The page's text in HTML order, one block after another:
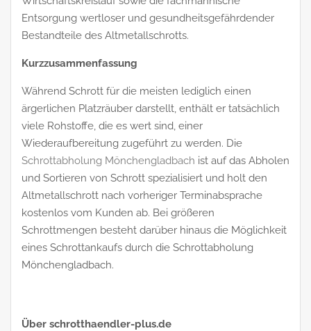
Entsorgung wertloser und gesundheitsgefährdender
Bestandteile des Altmetallschrotts.
Kurzzusammenfassung
Während Schrott für die meisten lediglich einen
ärgerlichen Platzräuber darstellt, enthält er tatsächlich
viele Rohstoffe, die es wert sind, einer
Wiederaufbereitung zugeführt zu werden. Die
Schrottabholung Mönchengladbach ist auf das Abholen
und Sortieren von Schrott spezialisiert und holt den
Altmetallschrott nach vorheriger Terminabsprache
kostenlos vom Kunden ab. Bei größeren
Schrottmengen besteht darüber hinaus die Möglichkeit
eines Schrottankaufs durch die Schrottabholung
Mönchengladbach.
Über schrotthaendler-plus.de